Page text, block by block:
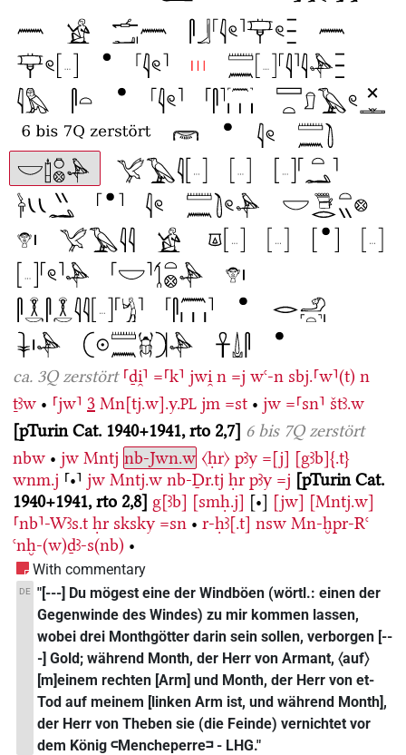
ca. 3Q zerstört ⸢ḏi̯⸣ =⸢k⸣ jwi̯ n =j wꜥ-n sbj.⸢w⸣(t) n
ṯꜣw • ⸢jw⸣ 3 Mn[tj.w].y.PL jm =st • jw =⸢sn⸣ štꜣ.w
pTurin Cat. 1940+1941, rto 2,7 6 bis 7Q zerstört
nbw • jw Mntj nb-Jwn.w 〈ḥr〉 pꜣy =[j] [gꜣb]{.t}
wnm.j ⸢•⸣ jw Mntj.w nb-Ḏr.tj ḥr pꜣy =j pTurin Cat.
1940+1941, rto 2,8 g[ꜣb] [smḥ.j] [•] [jw] [Mntj.w]
⸢nb⸣-Wꜣs.t ḥr sksky =sn • r-ḥꜣ[.t] nsw Mn-ḫpr-Rꜥ
ꜥnḫ-(w)ḏꜣ-s(nb) •
With commentary
DE "[---] Du mögest eine der Windböen (wörtl.: einen der
Gegenwinde des Windes) zu mir kommen lassen,
wobei drei Monthgötter darin sein sollen, verborgen [--
-] Gold; während Month, der Herr von Armant, 〈auf〉
[m]einem rechten [Arm] und Month, der Herr von et-
Tod auf meinem [linken Arm ist, und während Month],
der Herr von Theben sie (die Feinde) vernichtet vor
dem König 𓍹Mencheperre𓍺 - LHG."